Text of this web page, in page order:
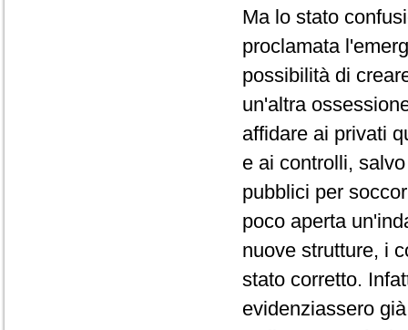
Ma lo stato
proclamata
possibilità di
un'altra
affidare ai privati
e ai controlli,
pubblici per
poco aperta
nuove strutture, i
stato corretto.
evidenziassero